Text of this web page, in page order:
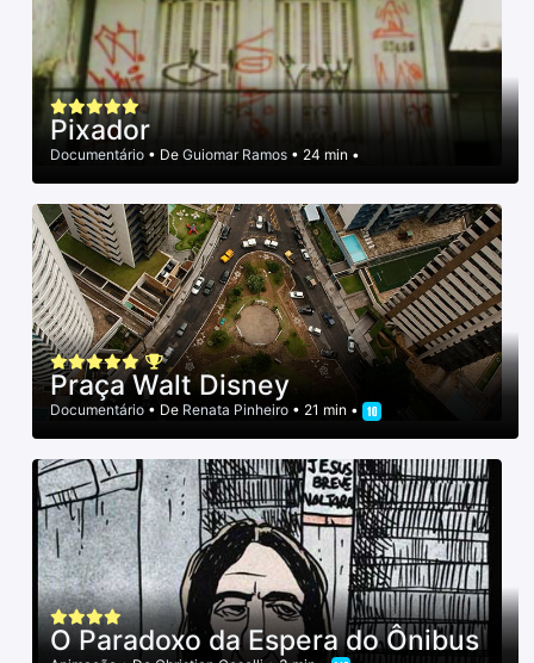
Pixador
Documentário • De Guiomar Ramos • 24 min •
Praça Walt Disney
Documentário • De Renata Pinheiro • 21 min •
O Paradoxo da Espera do Ônibus